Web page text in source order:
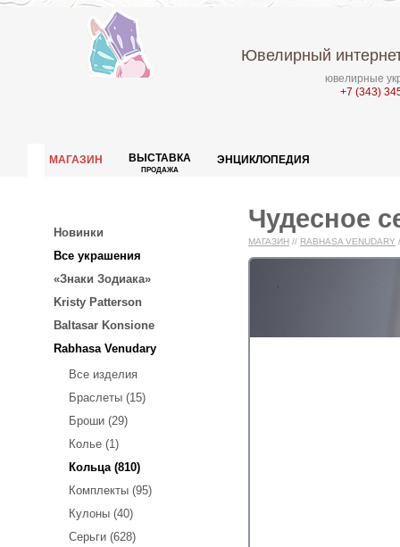
Ювелирный
ювелирные
+7 (343)
МАГАЗИН ВЫСТАВКА
ПРОДАЖА
ЭНЦИКЛОПЕДИЯ
Новинки
Все украшения
«Знаки Зодиака»
Kristy Patterson
Baltasar Konsione
Rabhasa Venudary
Все изделия
Браслеты (15)
Броши (29)
Колье (1)
Кольца (810)
Комплекты (95)
Кулоны (40)
Серьги (628)
Чудесное
МАГАЗИН // RABHASA VENUDARY